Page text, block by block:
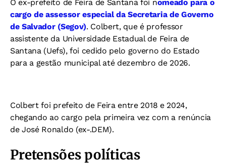
O ex-prefeito de Feira de Santana foi nomeado para o
cargo de assessor especial da Secretaria de Governo
de Salvador (Segov). Colbert, que é professor
assistente da Universidade Estadual de Feira de
Santana (Uefs), foi cedido pelo governo do Estado
para a gestão municipal até dezembro de 2026.
Colbert foi prefeito de Feira entre 2018 e 2024,
chegando ao cargo pela primeira vez com a renúncia
de José Ronaldo (ex-.DEM).
Pretensões políticas